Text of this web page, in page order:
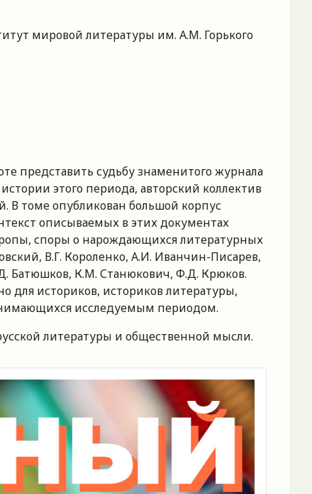
мировой литературы им. А.М. Горького
представить судьбу знаменитого журнала
этого периода, авторский коллектив
В томе опубликован большой корпус
описываемых в этих документах
споры о нарождающихся литературных
В.Г. Короленко, А.И. Иванчин-Писарев,
Батюшков, К.М. Станюкович, Ф.Д. Крюков.
для историков, историков литературы,
исследуемым периодом.
литературы и общественной мысли.